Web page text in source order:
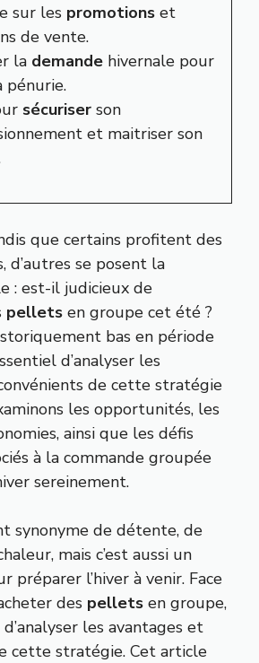
sur les promotions et
de vente.
la demande hivernale pour
pénurie.
sécuriser son
et maitriser son
que certains profitent des
d’autres se posent la
: est-il judicieux de
pellets en groupe cet été ?
bas en période
d’analyser les
de cette stratégie
les opportunités, les
ainsi que les défis
à la commande groupée
sereinement.
synonyme de détente, de
mais c’est aussi un
préparer l’hiver à venir. Face
des pellets en groupe,
les avantages et
cette stratégie. Cet article